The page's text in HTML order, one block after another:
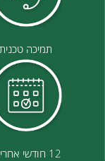
תמיכה טכנית
12 חודשי אחריות